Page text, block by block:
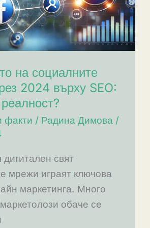
на социалните
2024 върху SEO:
факти / Радина Димова /
свят
мрежи играят ключова
маркетинга. Много
обаче се